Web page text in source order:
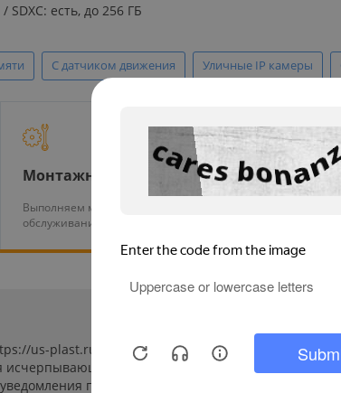
есть, до 256 ГБ
С датчиком движения Уличные IP камеры
Монтажные работы
Выполняем монтаж и тех.
обслуживание оборудования
На нашу
us-plast.ru/ (далее «сайт») сведения носят
исчерпывающей. Указанные на сайте цены,
пользователей сайта.